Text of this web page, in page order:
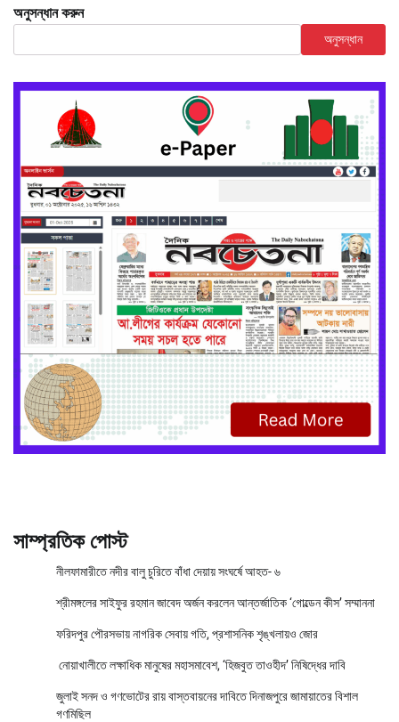
অনুসন্ধান করুন
অনুসন্ধান
সাম্প্রতিক পোস্ট
নীলফামারীতে নদীর বালু চুরিতে বাঁধা দেয়ায় সংঘর্ষে আহত- ৬
শ্রীমঙ্গলের সাইফুর রহমান জাবেদ অর্জন করলেন আন্তর্জাতিক ‘গোল্ডেন কীস’ সম্মাননা
ফরিদপুর পৌরসভায় নাগরিক সেবায় গতি, প্রশাসনিক শৃঙ্খলায়ও জোর
নোয়াখালীতে লক্ষাধিক মানুষের মহাসমাবেশ, ‘হিজবুত তাওহীদ’ নিষিদ্ধের দাবি
জুলাই সনদ ও গণভোটের রায় বাস্তবায়নের দাবিতে দিনাজপুরে জামায়াতের বিশাল
গণমিছিল